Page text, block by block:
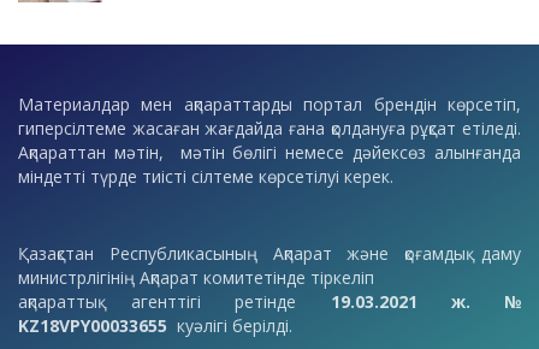
Материалдар мен ақпараттарды портал брендін көрсетіп,
гиперсілтеме жасаған жағдайда ғана қолдануға рұқсат етіледі.
Ақпараттан мәтін, мәтін бөлігі немесе дәйексөз алынғанда
міндетті түрде тиісті сілтеме көрсетілуі керек.
Қазақстан Республикасының Ақпарат және қоғамдық даму
министрлігінің Ақпарат комитетінде тіркеліп
ақпараттық агенттігі ретінде 19.03.2021 ж. №
KZ18VPY00033655 куәлігі берілді.